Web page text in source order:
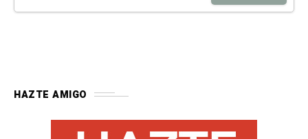
HAZTE AMIGO